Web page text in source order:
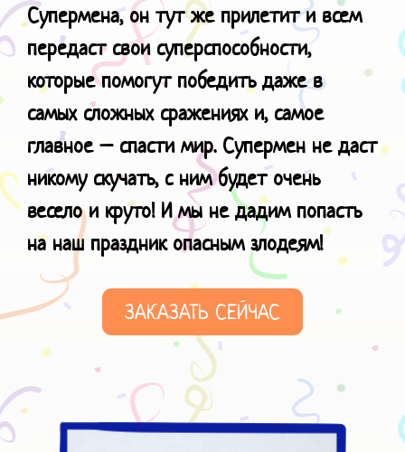
Супермена, он тут же прилетит и всем
передаст свои суперспособности,
которые помогут победить даже в
самых сложных сражениях и, самое
главное – спасти мир. Супермен не даст
никому скучать, с ним будет очень
весело и круто!И мы не дадим попасть
на наш праздник опасным злодеям!
ЗАКАЗАТЬ СЕЙЧАС